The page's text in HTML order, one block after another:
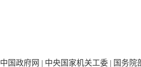
中国政府网 | 中央国家机关工委 | 国务院